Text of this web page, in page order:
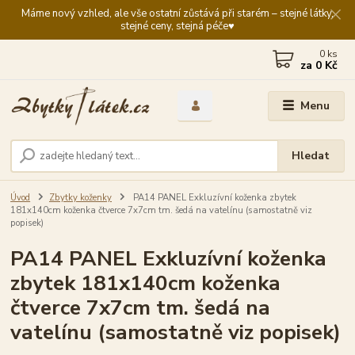
Máme nový vzhled, ale vše ostatní zůstává při starém – stejné látky,
stejné ceny, stejná péče♥️
Menu
Hledat
0 ks
za 0 Kč
Úvod Zbytky koženky
PA14 PANEL Exkluzívní koženka zbytek
181x140cm koženka čtverce 7x7cm tm. šedá na vatelínu (samostatně viz
popisek)
PA14 PANEL Exkluzívní koženka
zbytek 181x140cm koženka
čtverce 7x7cm tm. šedá na
vatelínu (samostatně viz popisek)